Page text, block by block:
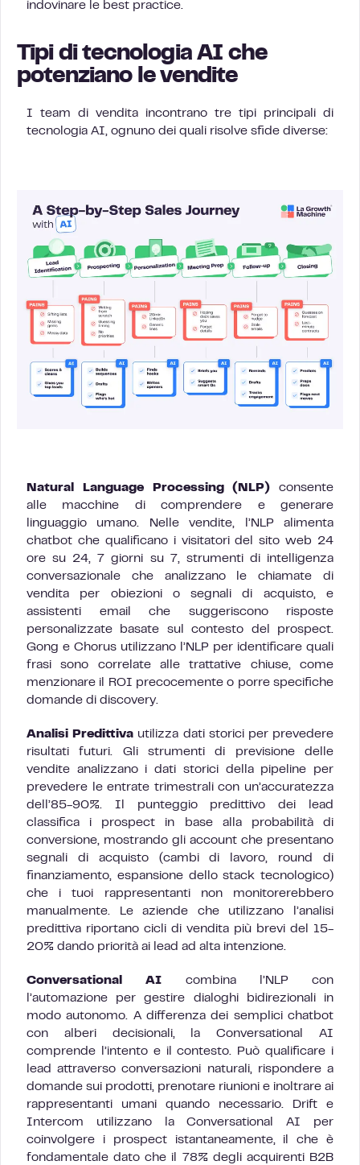
indovinare le best practice.
Tipi di tecnologia AI che
potenziano le vendite
I team di vendita incontrano tre tipi principali di
tecnologia AI, ognuno dei quali risolve sfide diverse:
Natural Language Processing (NLP) consente
alle macchine di comprendere e generare
linguaggio umano. Nelle vendite, l’NLP alimenta
chatbot che qualificano i visitatori del sito web 24
ore su 24, 7 giorni su 7, strumenti di intelligenza
conversazionale che analizzano le chiamate di
vendita per obiezioni o segnali di acquisto, e
assistenti email che suggeriscono risposte
personalizzate basate sul contesto del prospect.
Gong e Chorus utilizzano l’NLP per identificare quali
frasi sono correlate alle trattative chiuse, come
menzionare il ROI precocemente o porre specifiche
domande di discovery.
Analisi Predittiva utilizza dati storici per prevedere
risultati futuri. Gli strumenti di previsione delle
vendite analizzano i dati storici della pipeline per
prevedere le entrate trimestrali con un’accuratezza
dell’85-90%. Il punteggio predittivo dei lead
classifica i prospect in base alla probabilità di
conversione, mostrando gli account che presentano
segnali di acquisto (cambi di lavoro, round di
finanziamento, espansione dello stack tecnologico)
che i tuoi rappresentanti non monitorerebbero
manualmente. Le aziende che utilizzano l’analisi
predittiva riportano cicli di vendita più brevi del 15-
20% dando priorità ai lead ad alta intenzione.
Conversational AI combina l’NLP con
l’automazione per gestire dialoghi bidirezionali in
modo autonomo. A differenza dei semplici chatbot
con alberi decisionali, la Conversational AI
comprende l’intento e il contesto. Può qualificare i
lead attraverso conversazioni naturali, rispondere a
domande sui prodotti, prenotare riunioni e inoltrare ai
rappresentanti umani quando necessario. Drift e
Intercom utilizzano la Conversational AI per
coinvolgere i prospect istantaneamente, il che è
fondamentale dato che il 78% degli acquirenti B2B